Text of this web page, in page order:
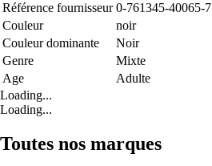
Référence fournisseur 0-761345-40065-7
Couleur
noir
Couleur dominante
Noir
Genre
Mixte
Age
Adulte
Loading...
Loading...
Toutes nos marques